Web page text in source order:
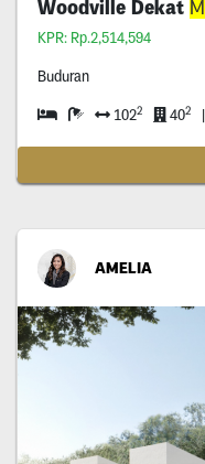
Woodville Dekat
KPR: Rp.2,514,594
Buduran
1022 402
AMELIA